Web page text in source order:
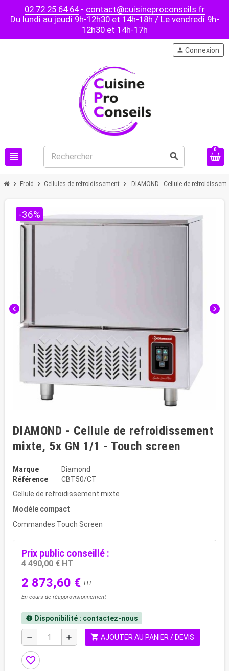
02 72 25 64 64- contact@cuisineproconseils.fr
Du lundi au jeudi 9h-12h30 et 14h-18h / Le vendredi 9h-
12h30 et 14h-17h
view_headline search
person Connexion
0
chevron_right Froid chevron_right Cellules de refroidissement chevron_right DIAMOND - Cellule de
chevron_left chevron_right
-36%
DIAMOND - Cellule de refroidissement
mixte, 5x GN 1/1 - Touch screen
Marque
Diamond
Référence
CBT50/CT
Cellule de refroidissement mixte
Modèle compact
Commandes Touch Screen
Prix public conseillé :
4 490,00 € HT
2 873,60 € HT
En cours de réapprovisionnement
new_releases Disponibilité : contactez-nous
remove add shopping_cart AJOUTER AU PANIER / DEVIS
favorite_border